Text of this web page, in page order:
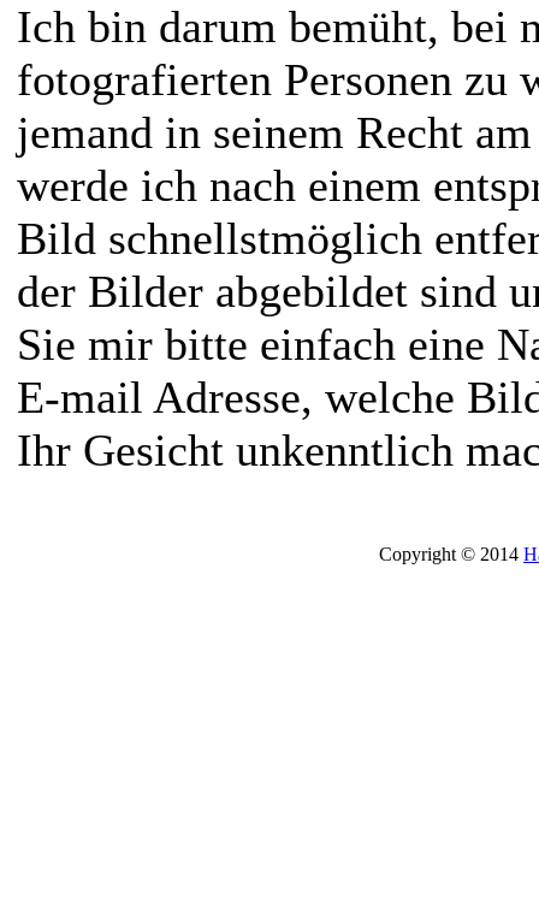
Ich bin darum bemüht, bei
fotografierten Personen zu
jemand in seinem Recht
werde ich nach einem
Bild schnellstmöglich
der Bilder abgebildet sind
Sie mir bitte einfach eine
E-mail Adresse, welche
Ihr Gesicht unkenntlich
Copyright © 2014